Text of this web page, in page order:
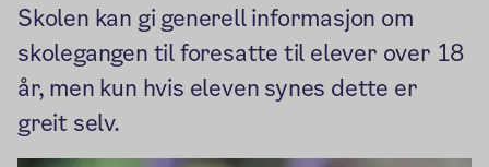
Skolen kan gi generell informasjon om
skolegangen til foresatte til elever over 18
år, men kun hvis eleven synes dette er
greit selv.